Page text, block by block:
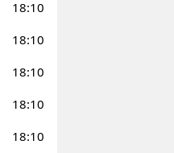
18:10
18:10
18:10
18:10
18:10